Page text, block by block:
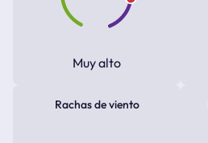
Muy alto
Rachas de viento